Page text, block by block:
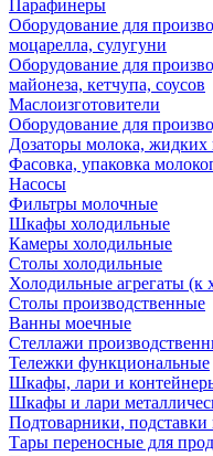
Парафинеры
Оборудование для
моцарелла, сулугуни
Оборудование для
майонеза, кетчупа, соусов
Маслоизготовители
Оборудование для
Дозаторы молока, жидких
Фасовка, упаковка
Насосы
Фильтры молочные
Шкафы холодильные
Камеры холодильные
Столы холодильные
Холодильные агрегаты (к
Столы производственные
Ванны моечные
Стеллажи
Тележки функциональные
Шкафы, лари и
Шкафы и лари
Подтоварники,
Тары переносные для